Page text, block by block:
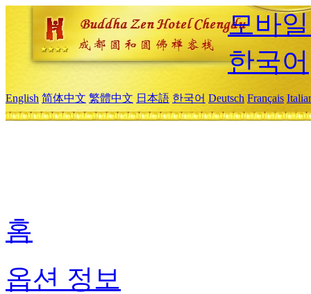
모바
한국어
English 简体中文 繁體中文 日本語 한국어 Deutsch Français
홈
옵션 정보